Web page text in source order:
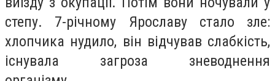
степу. 7-річному Ярославу стало зле:
хлопчика нудило, він відчував слабкість,
існувала загроза зневоднення